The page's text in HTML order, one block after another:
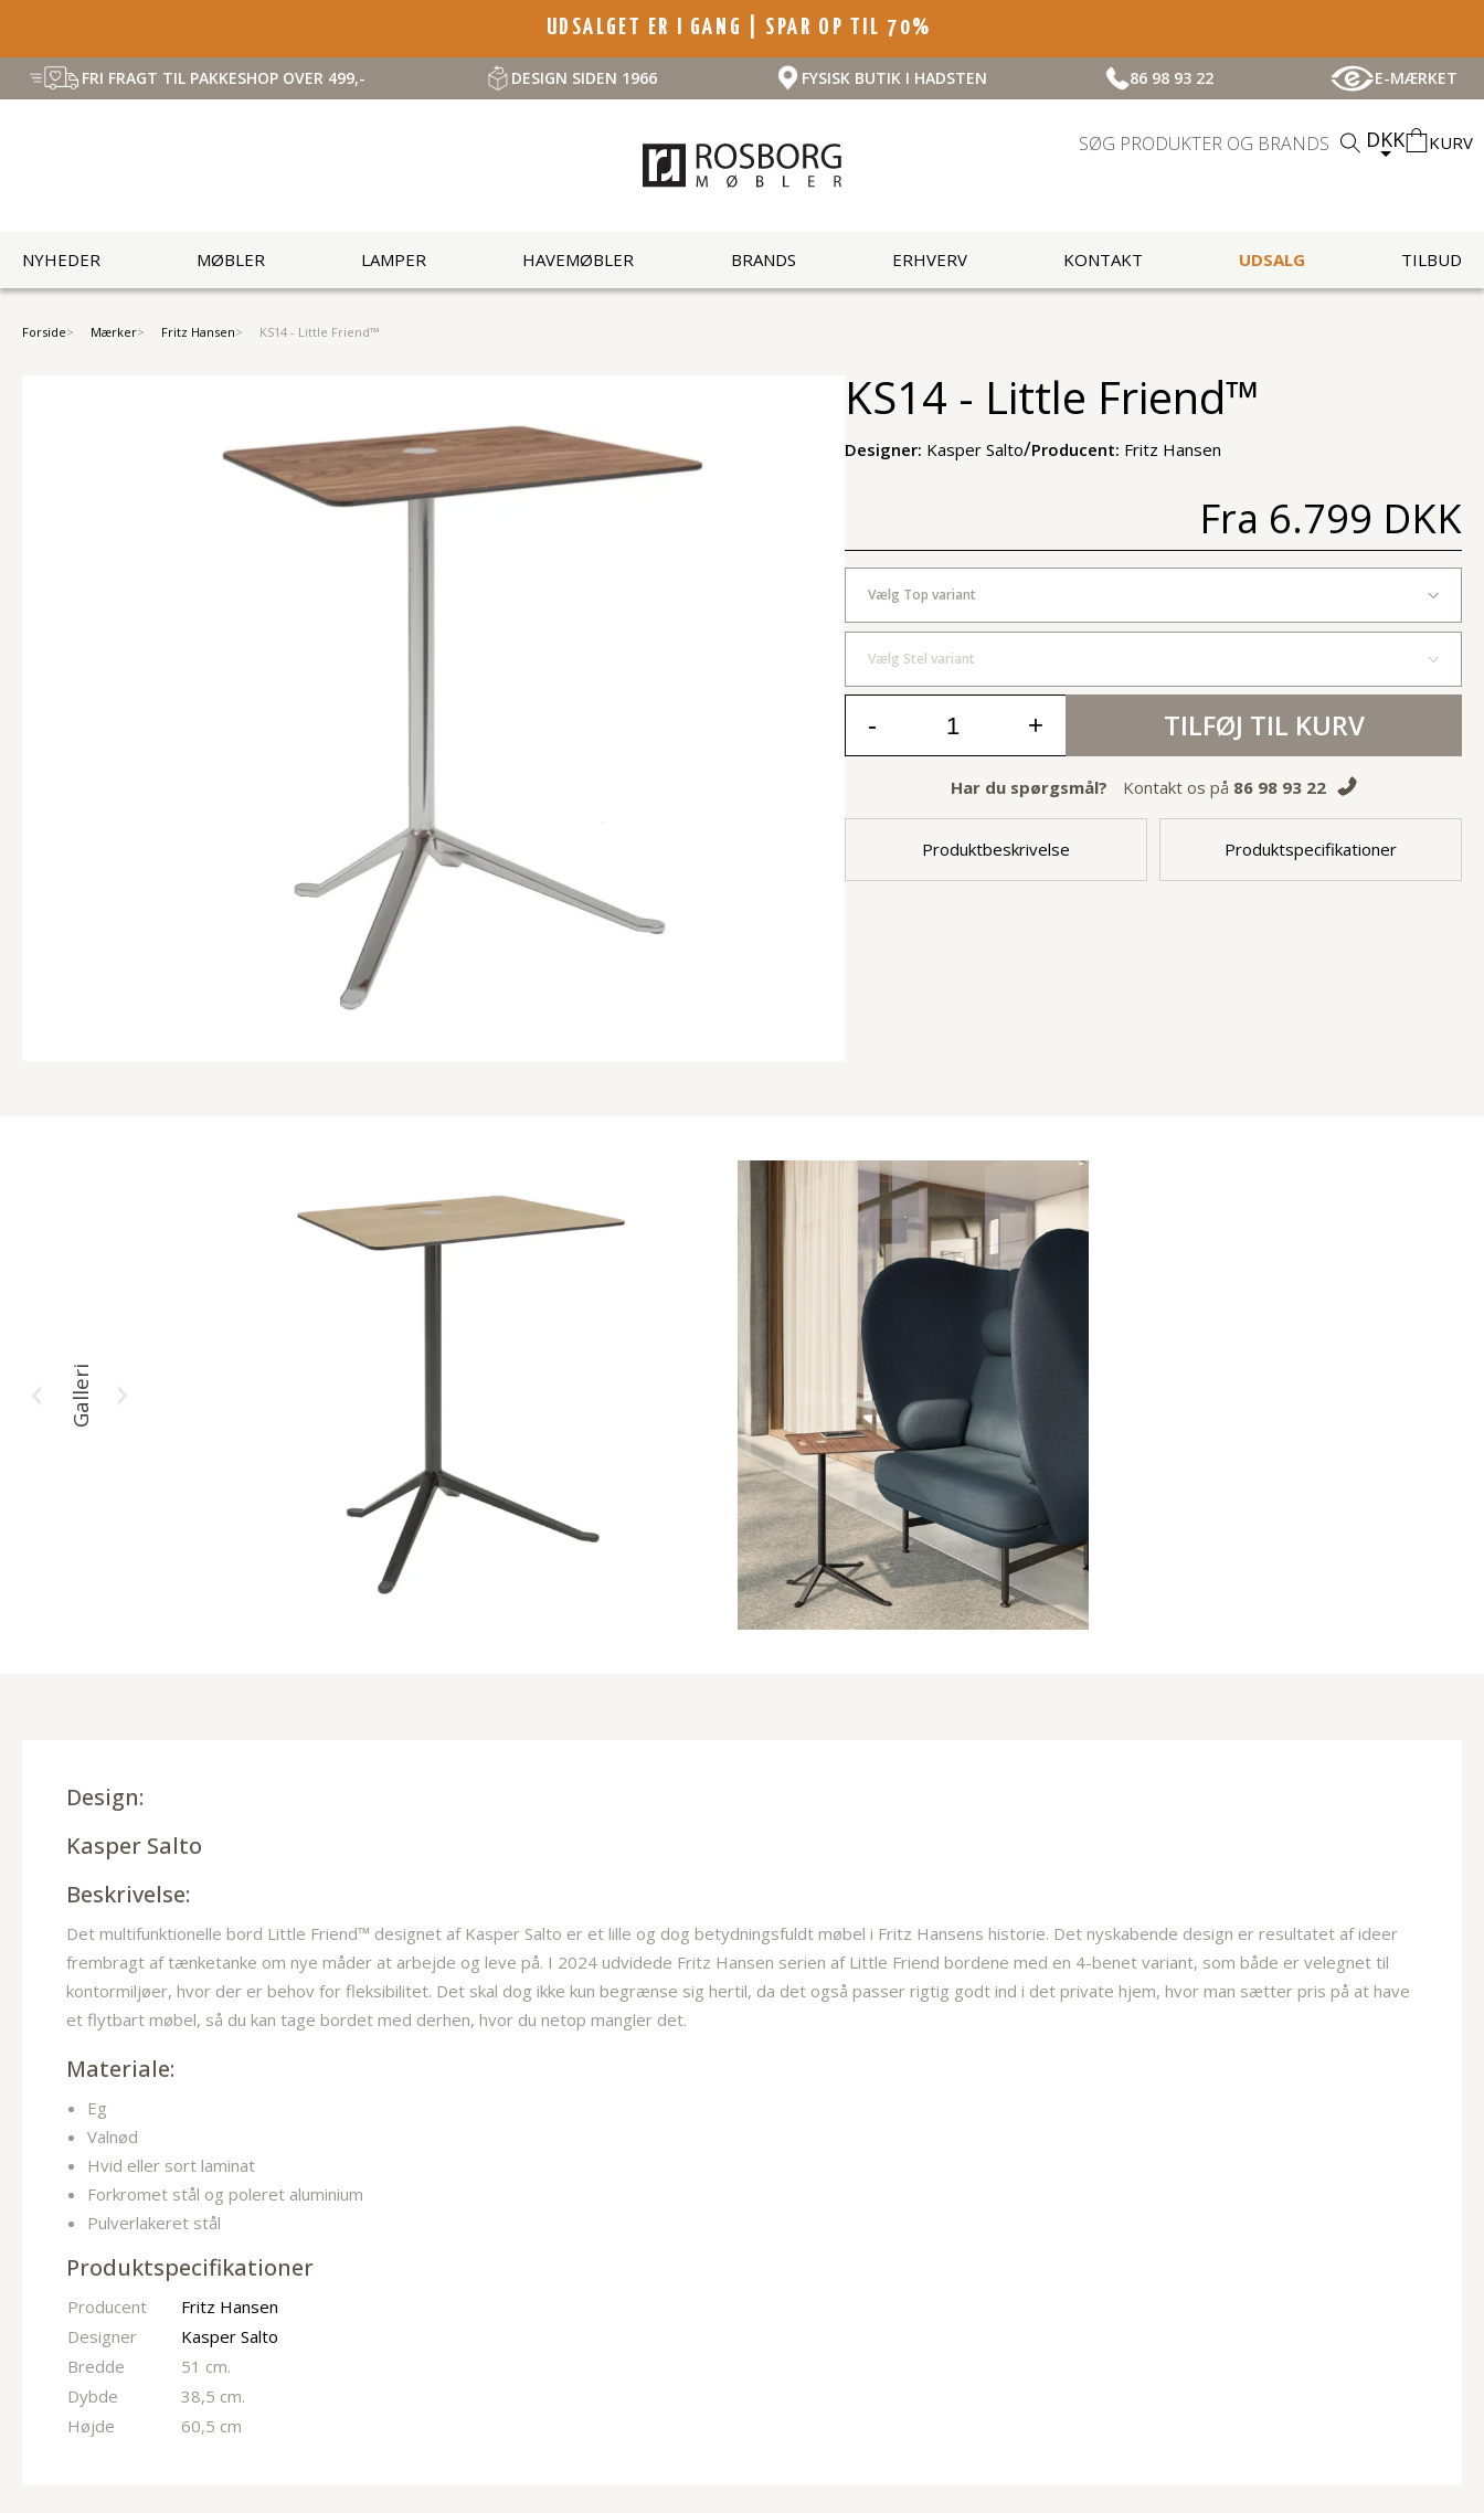
UDSALGET ER I GANG | SPAR OP TIL 70%
FRI FRAGT TIL PAKKESHOP OVER 499,- DESIGN SIDEN 1966 FYSISK BUTIK I HADSTEN 86 98 93 22 E-MÆRKET
DKK KURV
NYHEDER MØBLER LAMPER HAVEMØBLER BRANDS ERHVERV KONTAKT UDSALG TILBUD
Forside Mærker Fritz Hansen KS14 - Little Friend™
KS14 - Little Friend™
Designer: Kasper Salto/Producent: Fritz Hansen
Fra 6.799 DKK
Vælg Top variant
Vælg Stel variant
- + TILFØJ TIL KURV
Har du spørgsmål? Kontakt os på 86 98 93 22
Produktbeskrivelse Produktspecifikationer
Galleri
Design:
Kasper Salto
Beskrivelse:
Det multifunktionelle bord Little Friend™ designet af Kasper Salto er et lille og dog betydningsfuldt møbel i Fritz Hansens historie. Det nyskabende design er resultatet af ideer
frembragt af tænketanke om nye måder at arbejde og leve på. I 2024 udvidede Fritz Hansen serien af Little Friend bordene med en 4-benet variant, som både er velegnet til
kontormiljøer, hvor der er behov for fleksibilitet. Det skal dog ikke kun begrænse sig hertil, da det også passer rigtig godt ind i det private hjem, hvor man sætter pris på at have
et flytbart møbel, så du kan tage bordet med derhen, hvor du netop mangler det.
Materiale:
Eg
Valnød
Hvid eller sort laminat
Forkromet stål og poleret aluminium
Pulverlakeret stål
Produktspecifikationer
Producent
Fritz Hansen
Designer
Kasper Salto
Bredde
51 cm.
Dybde
38,5 cm.
Højde
60,5 cm